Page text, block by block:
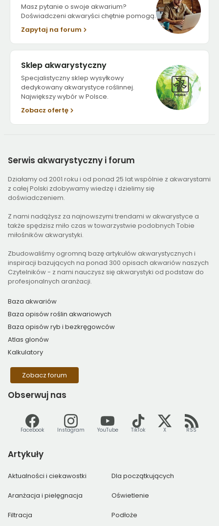
Masz pytanie o swoje akwarium?
Doświadczeni akwaryści chętnie pomogą.
Zapytaj na forum
Sklep akwarystyczny
Specjalistyczny sklep wysyłkowy
dedykowany akwarystyce roślinnej.
Największy wybór w Polsce.
Zobacz ofertę
Serwis akwarystyczny i forum
Działamy od 2001 roku i od ponad 25 lat wspólnie z akwarystami
z całej Polski zdobywamy wiedzę i dzielimy się
doświadczeniem.
Z nami nadążysz za najnowszymi trendami w akwarystyce a
także spędzisz miło czas w towarzystwie podobnych Tobie
miłośników akwarystyki.
Zbudowaliśmy ogromną bazę artykułów akwarystycznych i
inspiracji bazujących na ponad 300 opisach akwariów naszych
Czytelników - z nami nauczysz się akwarystyki od podstaw do
profesjonalnych aranżacji.
Baza akwariów
Baza opisów roślin akwariowych
Baza opisów ryb i bezkręgowców
Atlas glonów
Kalkulatory
Zobacz forum
Obserwuj nas
Facebook Instagram YouTube TikTok X RSS
Artykuły
Aktualności i ciekawostki Dla początkujących
Aranżacja i pielęgnacja Oświetlenie
Filtracja Podłoże